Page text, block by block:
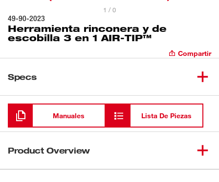
1 / 0
49-90-2023
Herramienta rinconera y de
escobilla 3 en 1 AIR-TIP™
Compartir
Specs
Cargando
Manuales Lista De Piezas
Product Overview